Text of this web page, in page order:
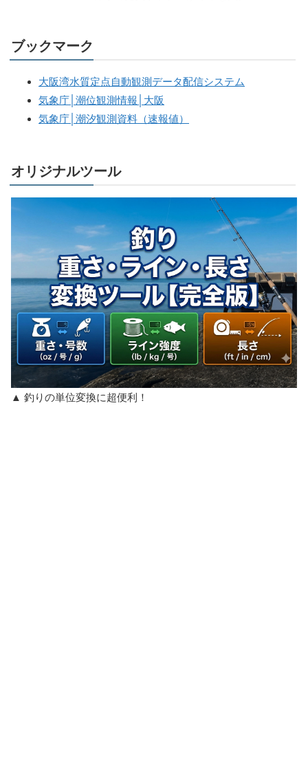
ブックマーク
大阪湾水質定点自動観測データ配信システム
気象庁│潮位観測情報│大阪
気象庁│潮汐観測資料（速報値）
オリジナルツール
▲ 釣りの単位変換に超便利！